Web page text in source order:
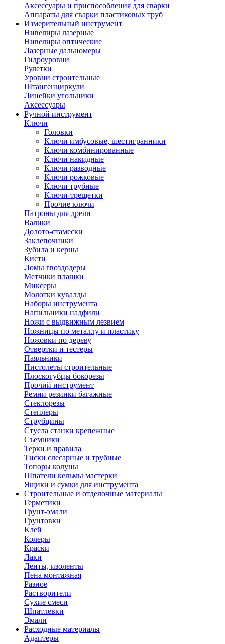
Аксессуары и приспособления для сварки
Аппараты для сварки пластиковых труб
Измерительный инструмент
Нивелиры лазерные
Нивелиры оптические
Лазерные дальномеры
Гидроуровни
Рулетки
Уровни строительные
Штангенциркули
Линейки угольники
Аксессуары
Ручной инструмент
Ключи
Головки
Ключи имбусовые, шестигранники
Ключи комбинированные
Ключи накидные
Ключи разводные
Ключи рожковые
Ключи трубные
Ключи-трещетки
Прочие ключи
Патроны для дрели
Валики
Долото-стамески
Заклепочники
Зубила и керны
Кисти
Ломы гвоздодеры
Метчики плашки
Миксеры
Молотки кувалды
Наборы инструмента
Напильники надфили
Ножи с выдвижным лезвием
Ножницы по металлу и пластику
Ножовки по дереву
Отвертки и тестеры
Паяльники
Пистолеты строительные
Плоскогубцы бокорезы
Прочий инструмент
Ремни резинки багажные
Стеклорезы
Степлеры
Струбцины
Стусла станки крепежные
Съемники
Терки и правила
Тиски слесарные и трубные
Топоры колуны
Шпатели кельмы мастерки
Ящики и сумки для инструмента
Строительные и отделочные материалы
Герметики
Грунт-эмали
Грунтовки
Клей
Колеры
Краски
Лаки
Ленты, изоленты
Пена монтажная
Разное
Растворители
Сухие смеси
Шпатлевки
Эмали
Расходные материалы
Адаптеры